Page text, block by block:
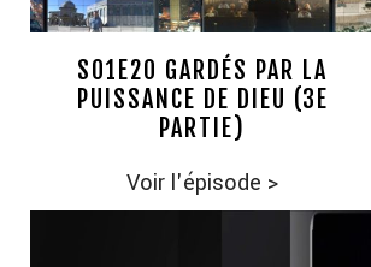
S01E20 GARDÉS PAR LA
PUISSANCE DE DIEU (3E
PARTIE)
Voir l'épisode >